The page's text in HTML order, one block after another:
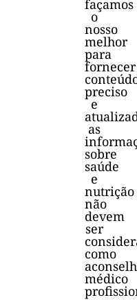
façamos
o
nosso
melhor
para
fornecer
preciso
e
as
sobre
saúde
e
nutrição
não
devem
ser
como
médico